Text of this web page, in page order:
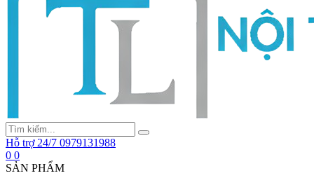
Hỗ trợ 24/7 0979131988
0 0
SẢN PHẨM